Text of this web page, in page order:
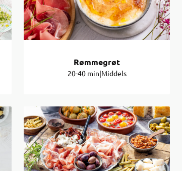
Rømmegrøt
20-40 min|Middels